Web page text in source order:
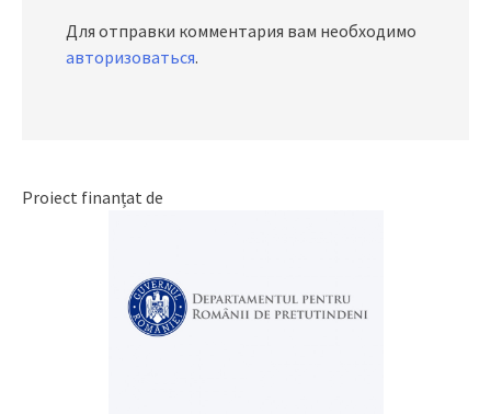
Для отправки комментария вам необходимо
авторизоваться.
Proiect finanțat de